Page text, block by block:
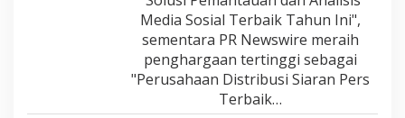
Media Sosial Terbaik Tahun Ini",
sementara PR Newswire meraih
penghargaan tertinggi sebagai
"Perusahaan Distribusi Siaran Pers
Terbaik…